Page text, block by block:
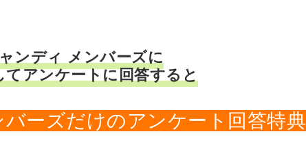
ンディ メンバーズに
アンケートに回答すると
ーズだけのアンケート回答特典